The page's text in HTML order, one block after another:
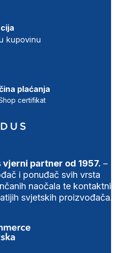
kupovinu
plaćanja
certifikat
partner od 1957. –
i ponuđač svih vrsta
naočala te
svjetskih proizvođača.